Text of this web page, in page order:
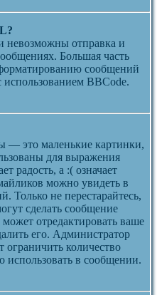
невозможны отправка и
Большая часть
сообщений
использованием BBCode.
— это маленькие картинки,
для выражения
радость, а :( означает
можно увидеть в
Только не перестарайтесь,
сделать сообщение
отредактировать ваше
его. Администратор
количество
использовать в сообщении.